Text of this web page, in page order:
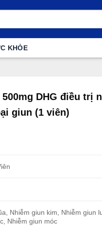
KHỎE
DHG điều trị
giun (1 viên)
Nhiễm giun kim, Nhiễm giun
Nhiễm giun móc